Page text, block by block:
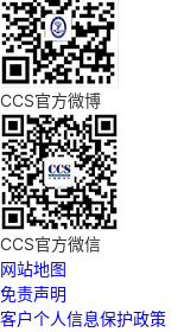
CCS官方微博
CCS官方微信
网站地图
免责声明
客户个人信息保护政策